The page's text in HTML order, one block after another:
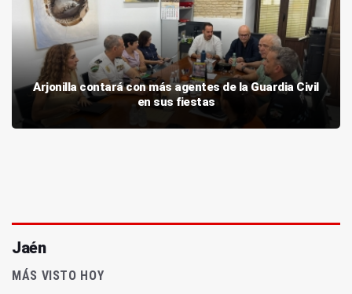
Arjonilla contará con más agentes de la Guardia Civil
en sus fiestas
Jaén
MÁS VISTO HOY